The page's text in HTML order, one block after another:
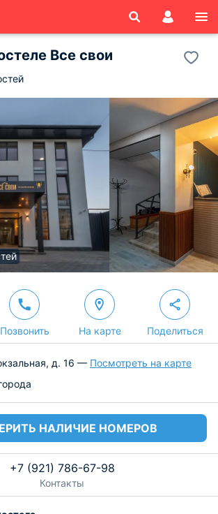
Все свои
Позвонить На карте Поделиться
д. 16 — Посмотреть на карте
НАЛИЧИЕ НОМЕРОВ
+7 (921) 786-67-98
Контакты